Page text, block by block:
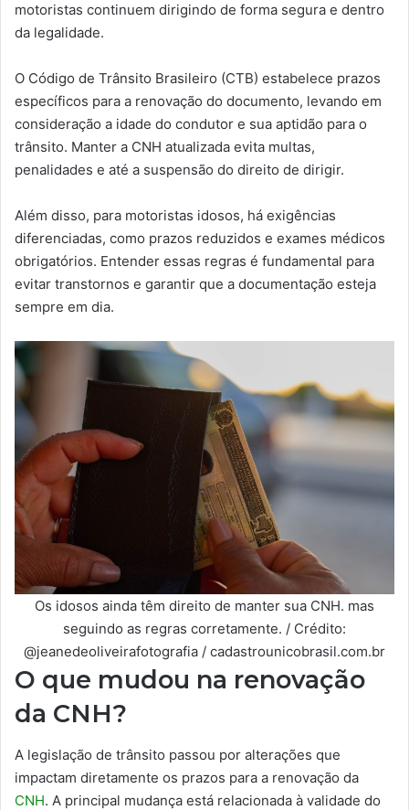
motoristas continuem dirigindo de forma segura e dentro
da legalidade.
O Código de Trânsito Brasileiro (CTB) estabelece prazos
específicos para a renovação do documento, levando em
consideração a idade do condutor e sua aptidão para o
trânsito. Manter a CNH atualizada evita multas,
penalidades e até a suspensão do direito de dirigir.
Além disso, para motoristas idosos, há exigências
diferenciadas, como prazos reduzidos e exames médicos
obrigatórios. Entender essas regras é fundamental para
evitar transtornos e garantir que a documentação esteja
sempre em dia.
Os idosos ainda têm direito de manter sua CNH. mas
seguindo as regras corretamente. / Crédito:
@jeanedeoliveirafotografia / cadastrounicobrasil.com.br
O que mudou na renovação
da CNH?
A legislação de trânsito passou por alterações que
impactam diretamente os prazos para a renovação da
CNH. A principal mudança está relacionada à validade do